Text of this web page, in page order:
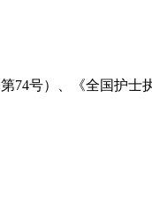
74号）、《全国护士